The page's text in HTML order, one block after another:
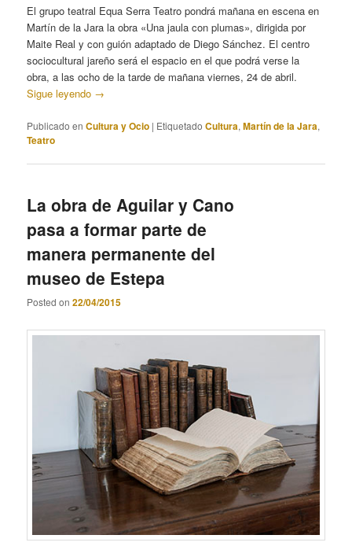
El grupo teatral Equa Serra Teatro pondrá mañana en escena en
Martín de la Jara la obra «Una jaula con plumas», dirigida por
Maite Real y con guión adaptado de Diego Sánchez. El centro
sociocultural jareño será el espacio en el que podrá verse la
obra, a las ocho de la tarde de mañana viernes, 24 de abril.
Sigue leyendo →
Publicado en Cultura y Ocio | Etiquetado Cultura,Martín de la Jara,
Teatro
La obra de Aguilar y Cano
pasa a formar parte de
manera permanente del
museo de Estepa
Posted on22/04/2015